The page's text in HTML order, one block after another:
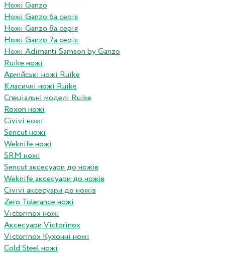
Ножі Ganzo
Ножі Ganzo 6а серія
Ножі Ganzo 8а серія
Ножі Ganzo 7а серія
Ножі Adimanti Samson by Ganzo
Ruike ножі
Армійські ножі Ruike
Класичні ножі Ruike
Спеціальні моделі Ruike
Roxon ножi
Civivi ножі
Sencut ножі
Weknife ножі
SRM ножі
Sencut аксесуари до ножів
Weknife аксесуари до ножів
Civivi аксесуари до ножів
Zero Tolerance ножі
Victorinox ножі
Аксесуари Victorinox
Victorinox Кухонні ножі
Cold Steel ножі